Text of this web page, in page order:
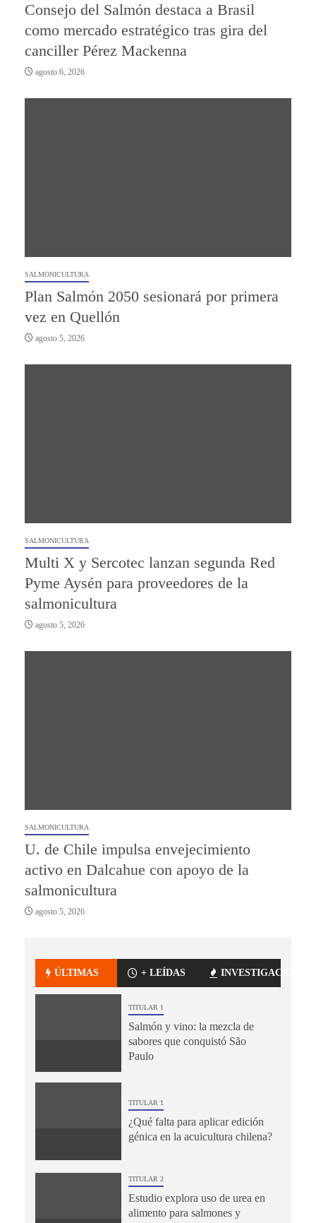
Consejo del Salmón destaca a Brasil
como mercado estratégico tras gira del
canciller Pérez Mackenna
agosto 6, 2026
SALMONICULTURA
Plan Salmón 2050 sesionará por primera
vez en Quellón
agosto 5, 2026
SALMONICULTURA
Multi X y Sercotec lanzan segunda Red
Pyme Aysén para proveedores de la
salmonicultura
agosto 5, 2026
SALMONICULTURA
U. de Chile impulsa envejecimiento
activo en Dalcahue con apoyo de la
salmonicultura
agosto 5, 2026
ÚLTIMAS + LEÍDAS INVESTIGACIÓN
TITULAR 1
Salmón y vino: la mezcla de
sabores que conquistó São
Paulo
TITULAR 1
¿Qué falta para aplicar edición
génica en la acuicultura chilena?
TITULAR 2
Estudio explora uso de urea en
alimento para salmones y